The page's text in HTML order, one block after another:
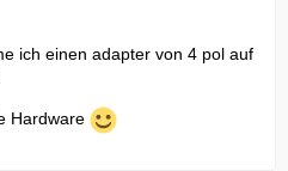
ich einen adapter von 4 pol auf
Hardware